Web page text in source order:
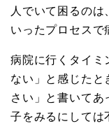
人でいて困るのは
いったプロセスで
病院に行くタイミ
ない」と感じた
さい」と書いて
子をみるにしては